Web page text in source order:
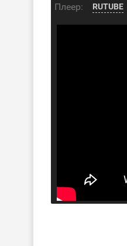
Плеер: RUTUBE